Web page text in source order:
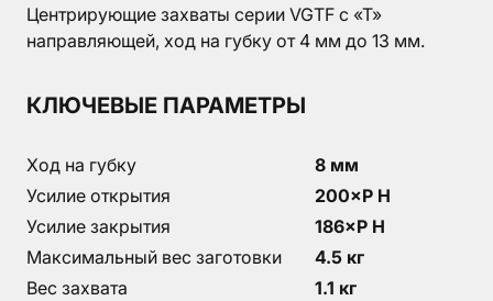
Центрирующие захваты серии VGTF с «Т»
направляющей, ход на губку от 4 мм до 13 мм.
КЛЮЧЕВЫЕ ПАРАМЕТРЫ
Ход на губку
8 мм
Усилие открытия
200×P Н
Усилие закрытия
186×P H
Максимальный вес заготовки
4.5 кг
Вес захвата
1.1 кг